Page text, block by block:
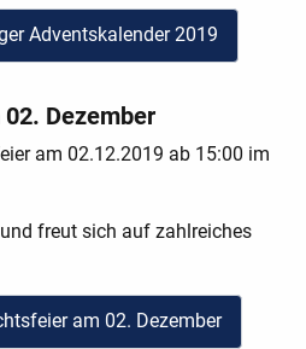
Adventskalender 2019
Dezember
am 02.12.2019 ab 15:00 im
freut sich auf zahlreiches
am 02. Dezember